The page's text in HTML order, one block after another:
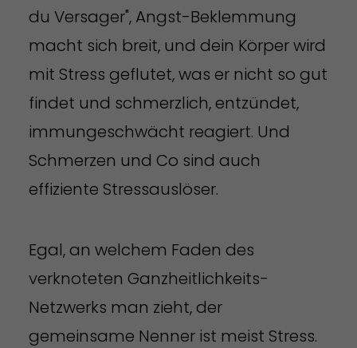
du Versager", Angst-Beklemmung
macht sich breit, und dein Körper wird
mit Stress geflutet, was er nicht so gut
findet und schmerzlich, entzündet,
immungeschwächt reagiert. Und
Schmerzen und Co sind auch
effiziente Stressauslöser.
Egal, an welchem Faden des
verknoteten Ganzheitlichkeits-
Netzwerks man zieht, der
gemeinsame Nenner ist meist Stress.